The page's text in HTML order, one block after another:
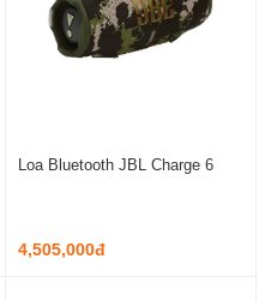
Loa Bluetooth JBL Charge 6
4,505,000đ